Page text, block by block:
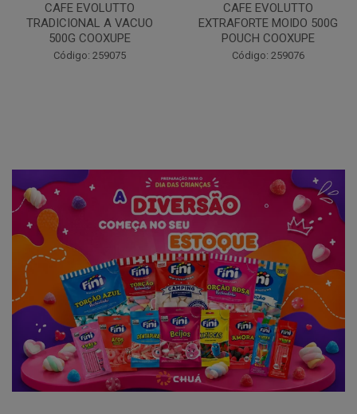
CAFE EVOLUTTO
TRADICIONAL A VACUO
500G COOXUPE
Código: 259075
CAFE EVOLUTTO
EXTRAFORTE MOIDO 500G
POUCH COOXUPE
Código: 259076